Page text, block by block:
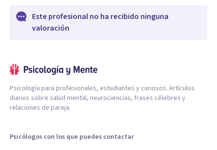
Este profesional no ha recibido ninguna
valoración
Psicología para profesionales, estudiantes y curiosos. Artículos
diarios sobre salud mental, neurociencias, frases célebres y
relaciones de pareja.
Psicólogos con los que puedes contactar